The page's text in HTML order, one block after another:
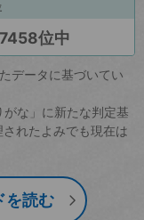
位中
データに基づいてい
な」に新たな判定基
れたよみでも現在は
を読む